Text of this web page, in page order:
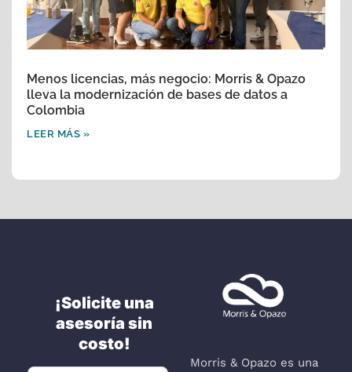
Menos licencias, más negocio: Morris & Opazo
lleva la modernización de bases de datos a
Colombia
LEER MÁS »
¡Solicite una
asesoría sin
costo!
Morris & Opazo es una